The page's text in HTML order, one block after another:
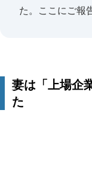
た。ここにご報
妻は「上場企
た